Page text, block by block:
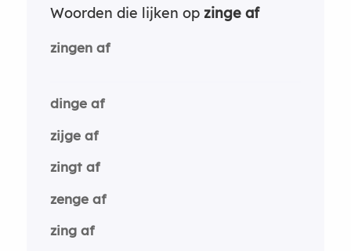
Woorden die lijken op zinge af
zingen af
dinge af
zijge af
zingt af
zenge af
zing af